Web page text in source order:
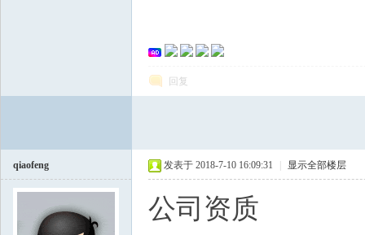
回复
qiaofeng 发表于 2018-7-10 16:09:31 显示全部楼层
公